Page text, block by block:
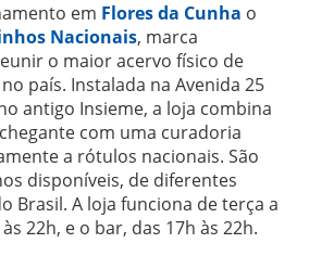
em Flores da Cunha o
Nacionais, marca
o maior acervo físico de
país. Instalada na Avenida 25
antigo Insieme, a loja combina
com uma curadoria
a rótulos nacionais. São
disponíveis, de diferentes
Brasil. A loja funciona de terça a
22h, e o bar, das 17h às 22h.